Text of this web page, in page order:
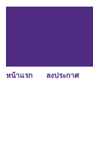
หน้าแรก ลงประกาศ